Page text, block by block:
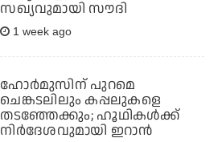
സഖ്യവുമായി സൗദി
1 week ago
ഹോര്‍മുസിന് പുറമെ
ചെങ്കടലിലും കപ്പലുകളെ
തടഞ്ഞേക്കും; ഹൂഥികള്‍ക്ക്
നിര്‍ദേശവുമായി ഇറാന്‍